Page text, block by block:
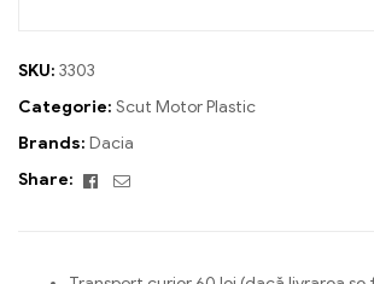
SKU: 3303
Categorie: Scut Motor Plastic
Brands: Dacia
Share:
Facebook
Email